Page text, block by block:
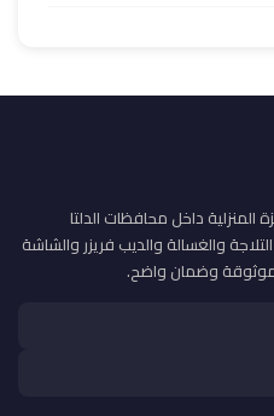
داخل محافظات الدلتا
والغسالة والديب فريزر والشاشة
موثوقة وضمان واضح.